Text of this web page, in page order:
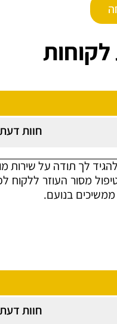
חוות דעת: 10/07/
לך תודה על שירות
מסור העוזר ללקוח
ממשיכים בנועם.
חוות דעת: 10/07/